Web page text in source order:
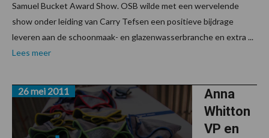
Samuel Bucket Award Show. OSB wilde met een wervelende
show onder leiding van Carry Tefsen een positieve bijdrage
leveren aan de schoonmaak- en glazenwasserbranche en extra ...
Lees meer
Anna
Whitton
VP en
26 mei 2011